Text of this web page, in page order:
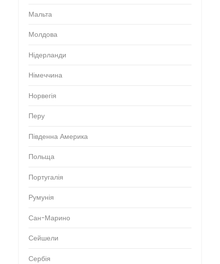
Мальта
Молдова
Нідерланди
Німеччина
Норвегія
Перу
Південна Америка
Польща
Португалія
Румунія
Сан-Марино
Сейшели
Сербія